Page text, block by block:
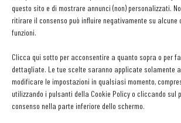
questo sito e di mostrare annunci (non) personalizzati.
ritirare il consenso può influire negativamente su
funzioni.
Clicca qui sotto per acconsentire a quanto sopra o per
dettagliate. Le tue scelte saranno applicate solamente
modificare le impostazioni in qualsiasi momento,
utilizzando i pulsanti della Cookie Policy o cliccando sul
consenso nella parte inferiore dello schermo.
EDICOLA WEB